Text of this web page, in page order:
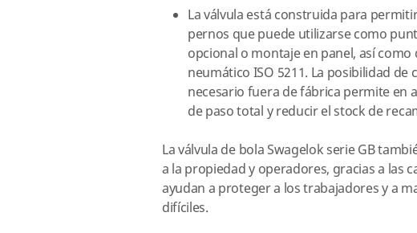
La válvula está construida para
pernos que puede utilizarse como
opcional o montaje en panel, así
neumático ISO 5211. La posibilidad
necesario fuera de fábrica permite en
de paso total y reducir el stock de
La válvula de bola Swagelok serie GB
a la propiedad y operadores, gracias a las
ayudan a proteger a los trabajadores y a
difíciles.